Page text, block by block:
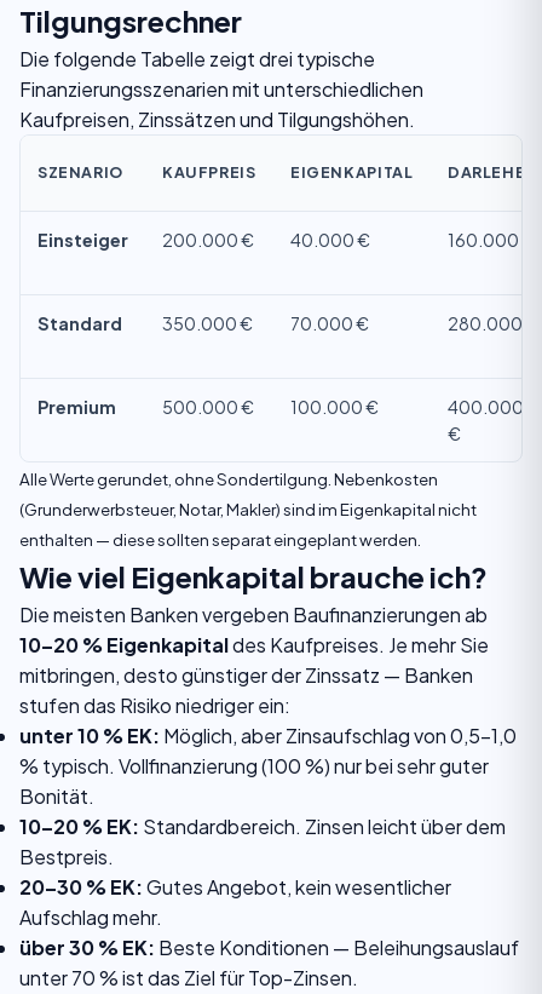
Tilgungsrechner
Die folgende Tabelle zeigt drei typische
Finanzierungsszenarien mit unterschiedlichen
Kaufpreisen, Zinssätzen und Tilgungshöhen.
SZENARIO KAUFPREIS EIGENKAPITAL DARLEHEN
Einsteiger 200.000 € 40.000 € 160.000 €
Standard 350.000 € 70.000 € 280.000 €
Premium 500.000 € 100.000 €
400.000
€
Alle Werte gerundet, ohne Sondertilgung. Nebenkosten
(Grunderwerbsteuer, Notar, Makler) sind im Eigenkapital nicht
enthalten — diese sollten separat eingeplant werden.
Wie viel Eigenkapital brauche ich?
Die meisten Banken vergeben Baufinanzierungen ab
10–20 % Eigenkapitaldes Kaufpreises. Je mehr Sie
mitbringen, desto günstiger der Zinssatz — Banken
stufen das Risiko niedriger ein:
unter 10 % EK: Möglich, aber Zinsaufschlag von 0,5–1,0
% typisch. Vollfinanzierung (100 %) nur bei sehr guter
Bonität.
10–20 % EK: Standardbereich. Zinsen leicht über dem
Bestpreis.
20–30 % EK:Gutes Angebot, kein wesentlicher
Aufschlag mehr.
über 30 % EK: Beste Konditionen — Beleihungsauslauf
unter 70 % ist das Ziel für Top-Zinsen.